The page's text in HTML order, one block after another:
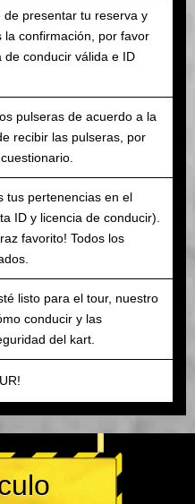
de presentar tu reserva y
la confirmación, por favor
de conducir válida e ID
pulseras de acuerdo a la
recibir las pulseras, por
tus pertenencias en el
ID y licencia de conducir).
favorito! Todos los
listo para el tour, nuestro
conducir y las
del kart.